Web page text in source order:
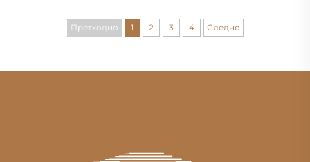
Претходно 1 2 3 4 Следно